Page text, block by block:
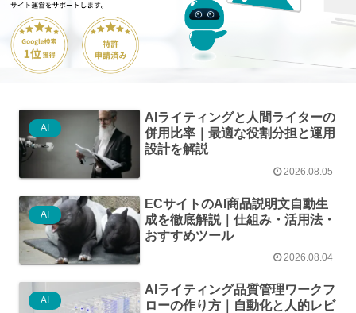
AI
AIライティングと人間ライターの
併用比率｜最適な役割分担と運用
設計を解説
2026.08.05
AI
ECサイトのAI商品説明文自動生
成を徹底解説｜仕組み・活用法・
おすすめツール
2026.08.04
AI
AIライティング品質管理ワークフ
ローの作り方｜自動化と人的レビ